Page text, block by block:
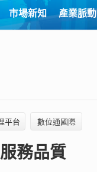
市場新知 產業脈動
平台 數位通國際
務品質